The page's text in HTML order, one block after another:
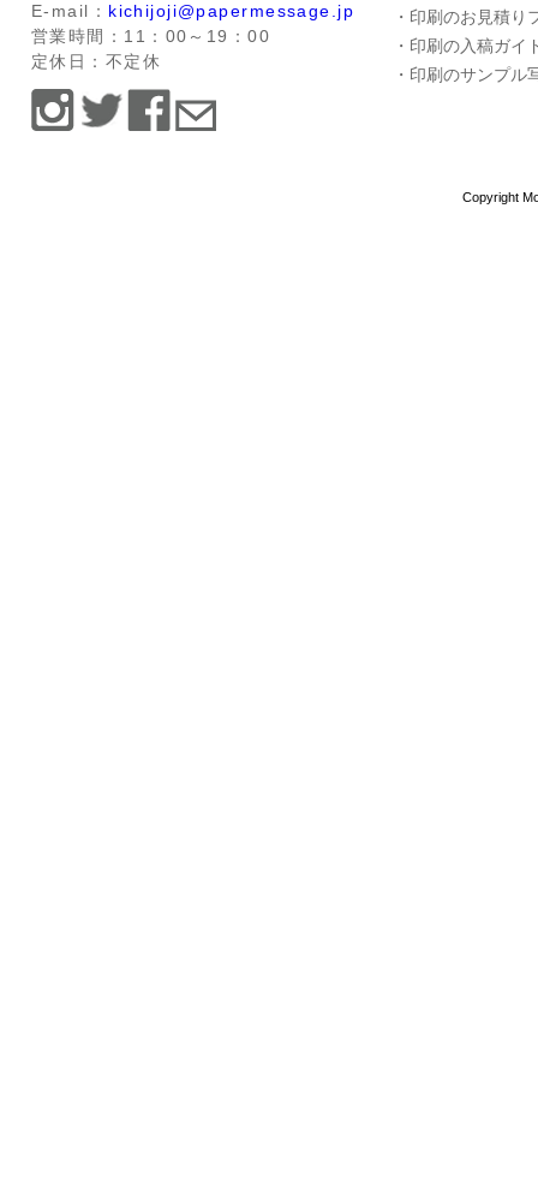
E-mail： kichijoji@papermessage.jp
営業時間：11：00～19：00
定休日：不定休
・印刷のお見積り
・印刷の入稿ガイ
・印刷のサンプル
Copyright